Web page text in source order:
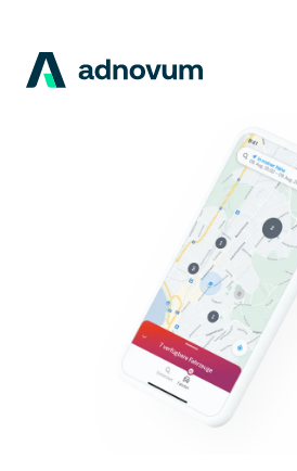
Unternehmen
Karriere